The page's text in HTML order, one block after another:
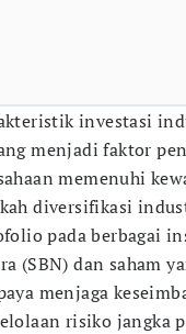
investasi
menjadi faktor
memenuhi
diversifikasi
pada berbagai
(SBN) dan saham
menjaga
risiko jangka